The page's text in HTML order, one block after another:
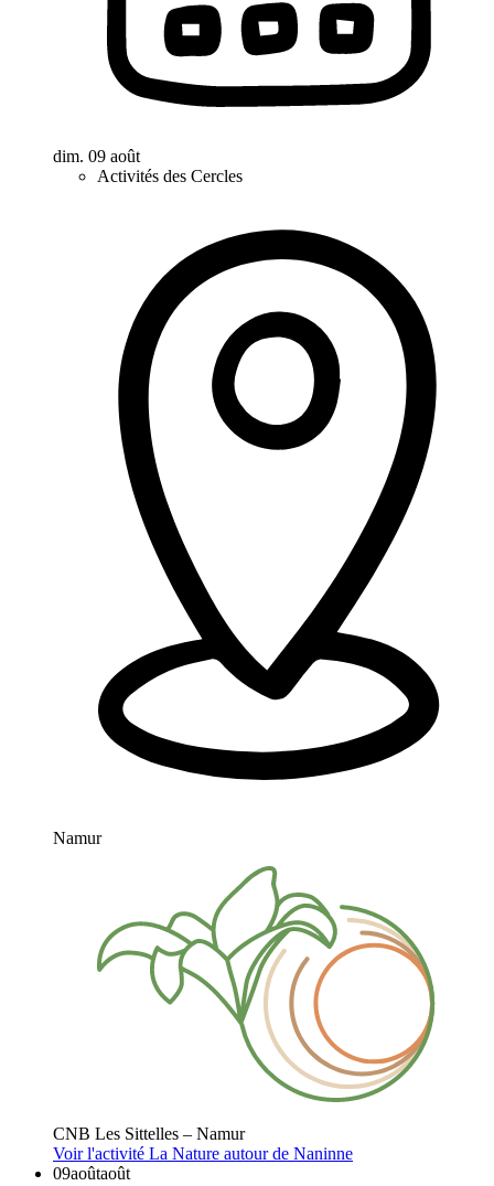
dim. 09 août
Activités des Cercles
Namur
CNB Les Sittelles – Namur
Voir l'activité La Nature autour de Naninne
09aoûtaoût